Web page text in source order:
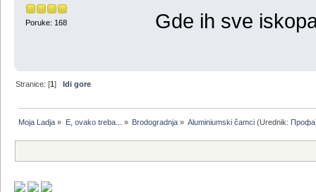
Poruke: 168 Gde ih sve
Stranice: [1]Idi gore
Moja Ladja » E, ovako treba... » Brodogradnja» Aluminiumski čamci (Urednik: Профа